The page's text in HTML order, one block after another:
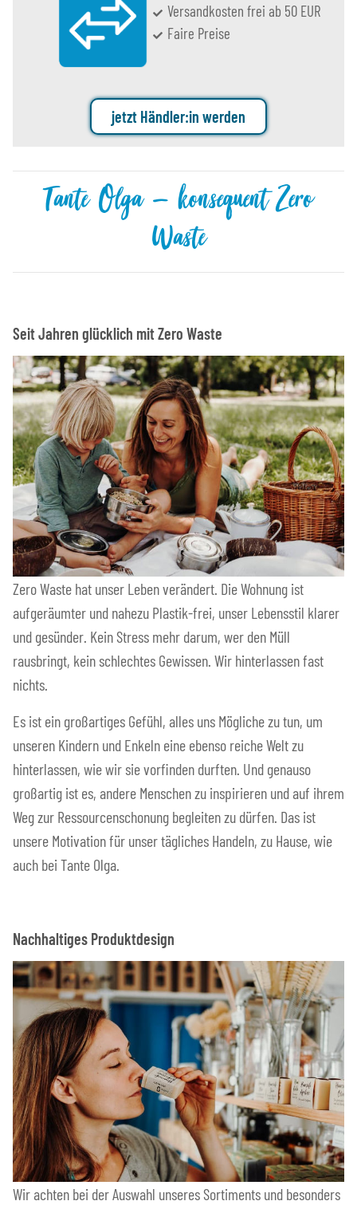
Versandkosten frei ab 50 EUR
Faire Preise
jetzt Händler:in werden
Tante Olga – konsequent Zero
Waste
Seit Jahren glücklich mit Zero Waste
Zero Waste hat unser Leben verändert. Die Wohnung ist
aufgeräumter und nahezu Plastik-frei, unser Lebensstil klarer
und gesünder. Kein Stress mehr darum, wer den Müll
rausbringt, kein schlechtes Gewissen. Wir hinterlassen fast
nichts.
Es ist ein großartiges Gefühl, alles uns Mögliche zu tun, um
unseren Kindern und Enkeln eine ebenso reiche Welt zu
hinterlassen, wie wir sie vorfinden durften. Und genauso
großartig ist es, andere Menschen zu inspirieren und auf ihrem
Weg zur Ressourcenschonung begleiten zu dürfen. Das ist
unsere Motivation für unser tägliches Handeln, zu Hause, wie
auch bei Tante Olga.
Nachhaltiges Produktdesign
Wir achten bei der Auswahl unseres Sortiments und besonders